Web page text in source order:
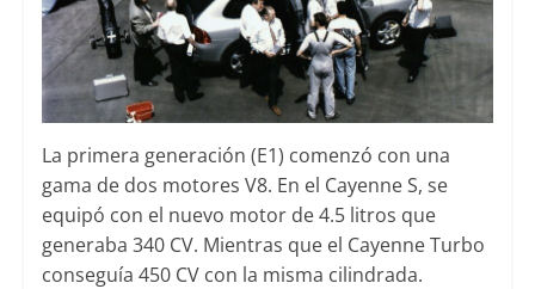
La primera generación (E1) comenzó con una
gama de dos motores V8. En el Cayenne S, se
equipó con el nuevo motor de 4.5 litros que
generaba 340 CV. Mientras que el Cayenne Turbo
conseguía 450 CV con la misma cilindrada.